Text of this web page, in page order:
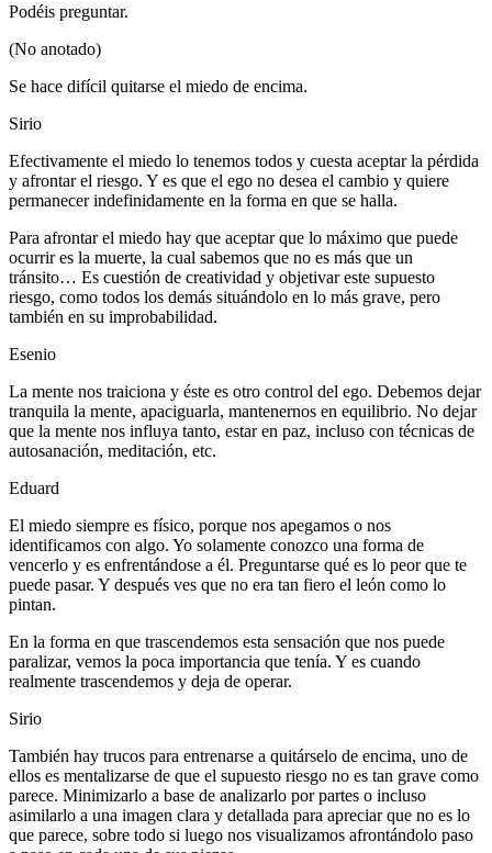
Podéis preguntar.
(No anotado)
Se hace difícil quitarse el miedo de encima.
Sirio
Efectivamente el miedo lo tenemos todos y cuesta aceptar la pérdida
y afrontar el riesgo. Y es que el ego no desea el cambio y quiere
permanecer indefinidamente en la forma en que se halla.
Para afrontar el miedo hay que aceptar que lo máximo que puede
ocurrir es la muerte, la cual sabemos que no es más que un
tránsito… Es cuestión de creatividad y objetivar este supuesto
riesgo, como todos los demás situándolo en lo más grave, pero
también en su improbabilidad.
Esenio
La mente nos traiciona y éste es otro control del ego. Debemos dejar
tranquila la mente, apaciguarla, mantenernos en equilibrio. No dejar
que la mente nos influya tanto, estar en paz, incluso con técnicas de
autosanación, meditación, etc.
Eduard
El miedo siempre es físico, porque nos apegamos o nos
identificamos con algo. Yo solamente conozco una forma de
vencerlo y es enfrentándose a él. Preguntarse qué es lo peor que te
puede pasar. Y después ves que no era tan fiero el león como lo
pintan.
En la forma en que trascendemos esta sensación que nos puede
paralizar, vemos la poca importancia que tenía. Y es cuando
realmente trascendemos y deja de operar.
Sirio
También hay trucos para entrenarse a quitárselo de encima, uno de
ellos es mentalizarse de que el supuesto riesgo no es tan grave como
parece. Minimizarlo a base de analizarlo por partes o incluso
asimilarlo a una imagen clara y detallada para apreciar que no es lo
que parece, sobre todo si luego nos visualizamos afrontándolo paso